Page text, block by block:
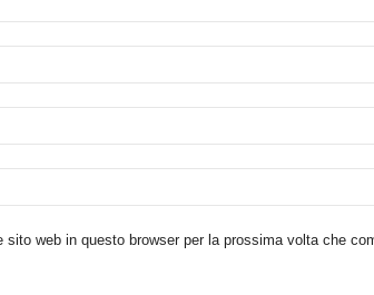
web in questo browser per la prossima volta che